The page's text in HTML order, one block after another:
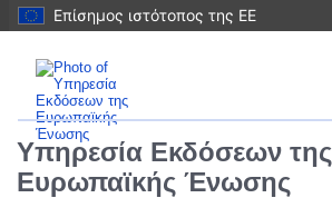
Επίσημος ιστότοπος της ΕΕ
Υπηρεσία Εκδόσεων της
Ευρωπαϊκής Ένωσης